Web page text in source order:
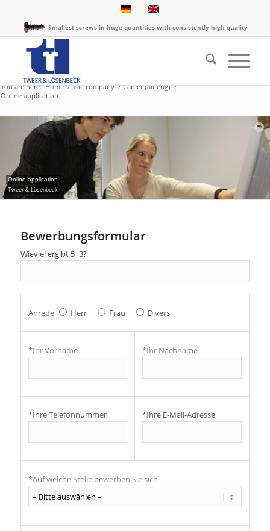
Smallest screws in huge quantities with consistently high quality
You are here: Home / The company / Career [alt eng] /
Online application
Online application
Tweer & Lösenbeck
Bewerbungsformular
Wieviel ergibt 5+3?
Anrede Herr Frau Divers
*Ihr Vorname *Ihr Nachname
*Ihre Telefonnummer *Ihre E-Mail-Adresse
*Auf welche Stelle bewerben Sie sich